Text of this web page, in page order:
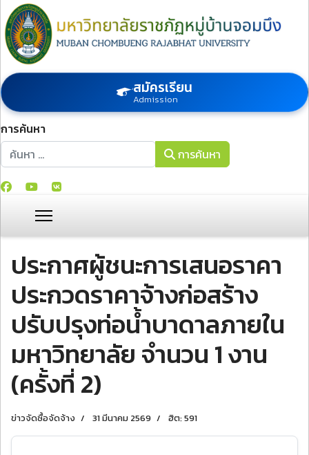
สมัครเรียน
Admission
การค้นหา
การค้นหา
การค้นหา
ประกาศผู้ชนะการเสนอราคา
ประกวดราคาจ้างก่อสร้าง
ปรับปรุงท่อน้ำบาดาลภายใน
มหาวิทยาลัย จํานวน 1 งาน
(ครั้งที่ 2)
ข่าวจัดซื้อจัดจ้าง 31 มีนาคม 2569 ฮิต: 591